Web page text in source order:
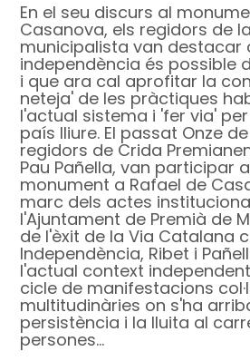
En el seu discurs al
Casanova, els regidors de
municipalista van destacar
independència és possible
i que ara cal aprofitar la
neteja' de les pràctiques
l'actual sistema i 'fer via'
país lliure. El passat Onze
regidors de Crida
Pau Pañella, van participar
monument a Rafael de
marc dels actes
l'Ajuntament de Premià de
de l'èxit de la Via Catalana
Independència, Ribet i
l'actual context
cicle de manifestacions
multitudinàries on s'ha
persistència i la lluita al
persones…